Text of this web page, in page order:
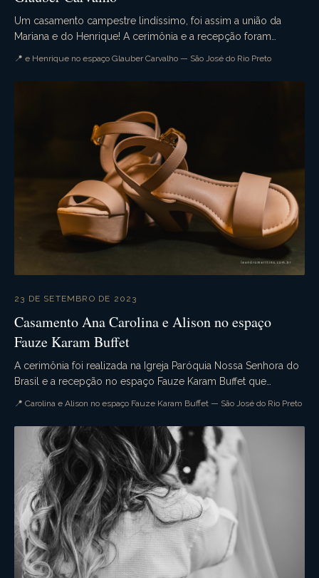
Um casamento campestre lindíssimo, foi assim a união da
Mariana e do Henrique! A cerimônia e a recepção foram
📍 e Henrique no espaço Glauber Carvalho — São José do Rio Preto
23 DE SETEMBRO DE 2023
Casamento Ana Carolina e Alison no espaço
Fauze Karam Buffet
A cerimônia foi realizada na Igreja Paróquia Nossa Senhora do
Brasil e a recepção no espaço Fauze Karam Buffet que
📍 Carolina e Alison no espaço Fauze Karam Buffet — São José do Rio Preto